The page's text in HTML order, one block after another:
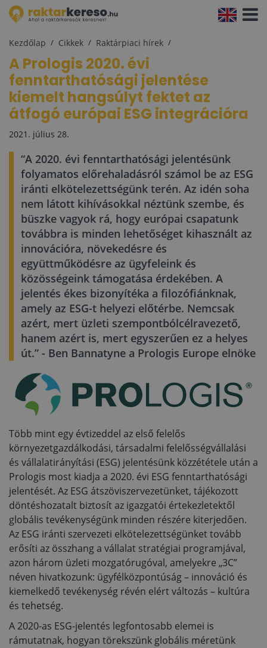
Kezdőlap Cikkek Raktárpiaci hírek
A Prologis 2020. évi
fenntarthatósági jelentése
kiemelt hangsúlyt fektet az
átfogó európai ESG integrációra
2021. július 28.
“A 2020. évi fenntarthatósági jelentésünk
folyamatos előrehaladásról számol be az ESG
iránti elkötelezettségünk terén. Az idén soha
nem látott kihívásokkal néztünk szembe, és
büszke vagyok rá, hogy európai csapatunk
továbbra is minden lehetőséget kihasznált az
innovációra, növekedésre és
együttműködésre az ügyfeleink és
közösségeink támogatása érdekében. A
jelentés ékes bizonyítéka a filozófiánknak,
amely az ESG-t helyezi előtérbe. Nemcsak
azért, mert üzleti szempontbólcélravezető,
hanem azért is, mert egyszerűen ez a helyes
út.” - Ben Bannatyne a Prologis Europe elnöke
Több mint egy évtizeddel az első felelős
környezetgazdálkodási, társadalmi felelősségvállalási
és vállalatirányítási (ESG) jelentésünk közzététele után a
Prologis most kiadja a 2020. évi ESG fenntarthatósági
jelentését. Az ESG átszöviszervezetünket, tájékozott
döntéshozatalt biztosít az igazgatói értekezletektől
globális tevékenységünk minden részére kiterjedően.
Az ESG iránti szervezeti elkötelezettségünket tovább
erősíti az összhang a vállalat stratégiai programjával,
azon három üzleti mozgatórugóval, amelyekre „3C”
néven hivatkozunk: ügyfélközpontúság – innováció és
kiemelkedő tevékenység révén elért változás – kultúra
és tehetség.
A 2020-as ESG-jelentés legfontosabb elemei is
rámutatnak, hogyan törekszünk globális méretünk